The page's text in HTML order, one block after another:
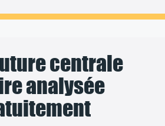
centrale
analysée